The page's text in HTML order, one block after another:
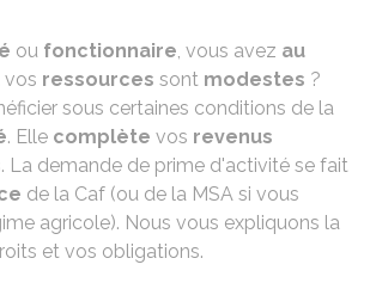
ou fonctionnaire, vous avez au
vos ressources sont modestes ?
sous certaines conditions de la
. Elle complète vos revenus
. La demande de prime d'activité se fait
de la Caf (ou de la MSA si vous
agricole). Nous vous expliquons la
et vos obligations.